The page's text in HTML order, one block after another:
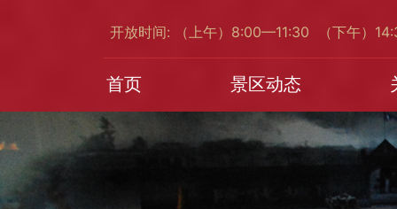
首页 景区动态
开放时间: （上午）8:00—11:30 （下午）14